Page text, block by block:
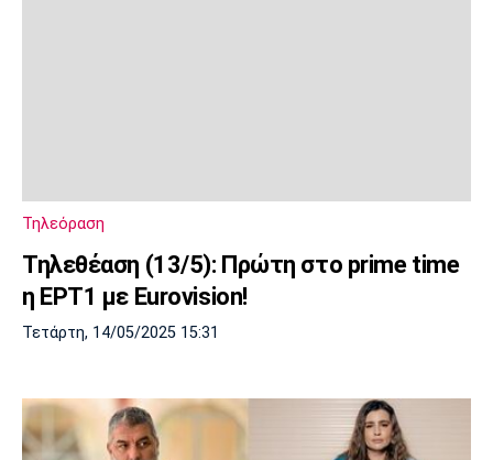
Τηλεόραση
Τηλεθέαση (13/5): Πρώτη στο prime time
η ΕΡΤ1 με Eurovision!
Τετάρτη, 14/05/2025 15:31